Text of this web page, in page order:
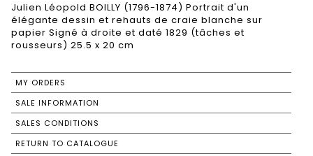
Julien Léopold BOILLY (1796-1874) Portrait d'un
élégante dessin et rehauts de craie blanche sur
papier Signé à droite et daté 1829 (tâches et
rousseurs) 25.5 x 20 cm
MY ORDERS
SALE INFORMATION
SALES CONDITIONS
RETURN TO CATALOGUE